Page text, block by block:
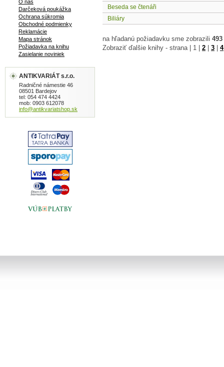
Beseda se čtenáři
Biliáry
na hľadanú požiadavku sme zobrazili
Zobraziť ďalšie knihy - strana | 1 2 3 4
O nás
Darčeková poukážka
Ochrana súkromia
Obchodné podmienky
Reklamácie
Mapa stránok
Požiadavka na knihu
Zasielanie noviniek
ANTIKVARIÁT s.r.o.
Radničné námestie 46
08501 Bardejov
tel: 054 474 4424
mob: 0903 612078
info@antikvariatshop.sk